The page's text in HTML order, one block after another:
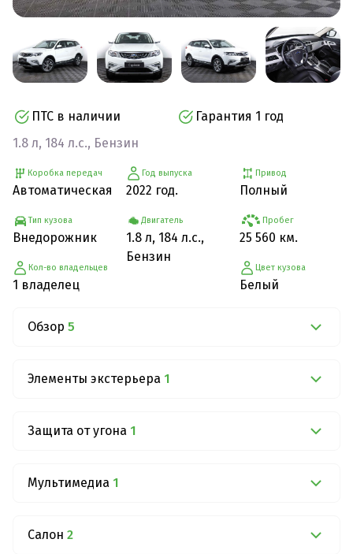
ПТС в наличии
Гарантия 1 год
1.8 л, 184 л.с., Бензин
Коробка передач
Автоматическая
Тип кузова
Внедорожник
Кол-во владельцев
1 владелец
Год выпуска
2022 год.
Двигатель
1.8 л, 184 л.с.,
Бензин
Привод
Полный
Пробег
25 560 км.
Цвет кузова
Белый
Обзор 5
Элементы экстерьера 1
Защита от угона 1
Мультимедиа 1
Салон 2